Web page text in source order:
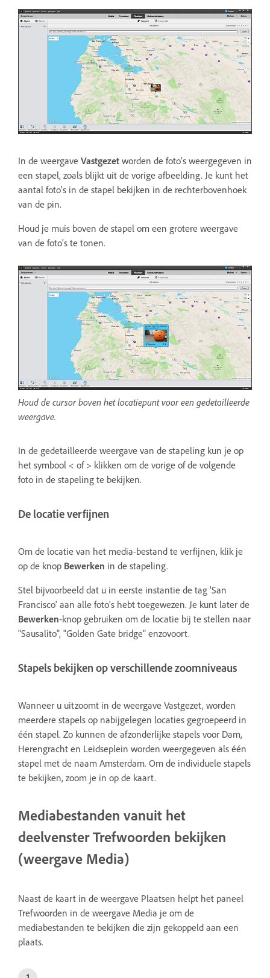
In de weergave Vastgezet worden de foto's weergegeven in
een stapel, zoals blijkt uit de vorige afbeelding. Je kunt het
aantal foto's in de stapel bekijken in de rechterbovenhoek
van de pin.
Houd je muis boven de stapel om een grotere weergave
van de foto's te tonen.
Houd de cursor boven het locatiepunt voor een gedetailleerde
weergave.
In de gedetailleerde weergave van de stapeling kun je op
het symbool < of > klikken om de vorige of de volgende
foto in de stapeling te bekijken.
De locatie verfijnen
Om de locatie van het media-bestand te verfijnen, klik je
op de knop Bewerken in de stapeling.
Stel bijvoorbeeld dat u in eerste instantie de tag 'San
Francisco' aan alle foto's hebt toegewezen. Je kunt later de
Bewerken-knop gebruiken om de locatie bij te stellen naar
"Sausalito", "Golden Gate bridge" enzovoort.
Stapels bekijken op verschillende zoomniveaus
Wanneer u uitzoomt in de weergave Vastgezet, worden
meerdere stapels op nabijgelegen locaties gegroepeerd in
één stapel. Zo kunnen de afzonderlijke stapels voor Dam,
Herengracht en Leidseplein worden weergegeven als één
stapel met de naam Amsterdam. Om de individuele stapels
te bekijken, zoom je in op de kaart.
Mediabestanden vanuit het
deelvenster Trefwoorden bekijken
(weergave Media)
Naast de kaart in de weergave Plaatsen helpt het paneel
Trefwoorden in de weergave Media je om de
mediabestanden te bekijken die zijn gekoppeld aan een
plaats.